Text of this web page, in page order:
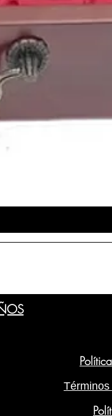
de nacimientode personas
NBAKevin Durant, el
Rihanna
popAdele
o la actriz española
puedes encontrar una
de 1988
online: